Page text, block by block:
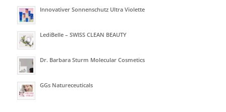
Innovativer Sonnenschutz Ultra Violette
LediBelle – SWISS CLEAN BEAUTY
Dr. Barbara Sturm Molecular Cosmetics
GGs Natureceuticals